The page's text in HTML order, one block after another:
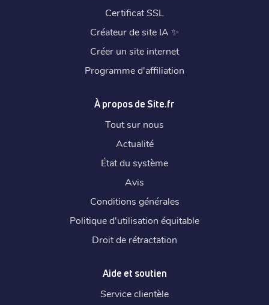
Certificat SSL
Créateur de site IA ✨
Créer un site internet
Programme d'affiliation
À propos de Site.fr
Tout sur nous
Actualité
État du système
Avis
Conditions générales
Politique d'utilisation équitable
Droit de rétractation
Aide et soutien
Service clientèle